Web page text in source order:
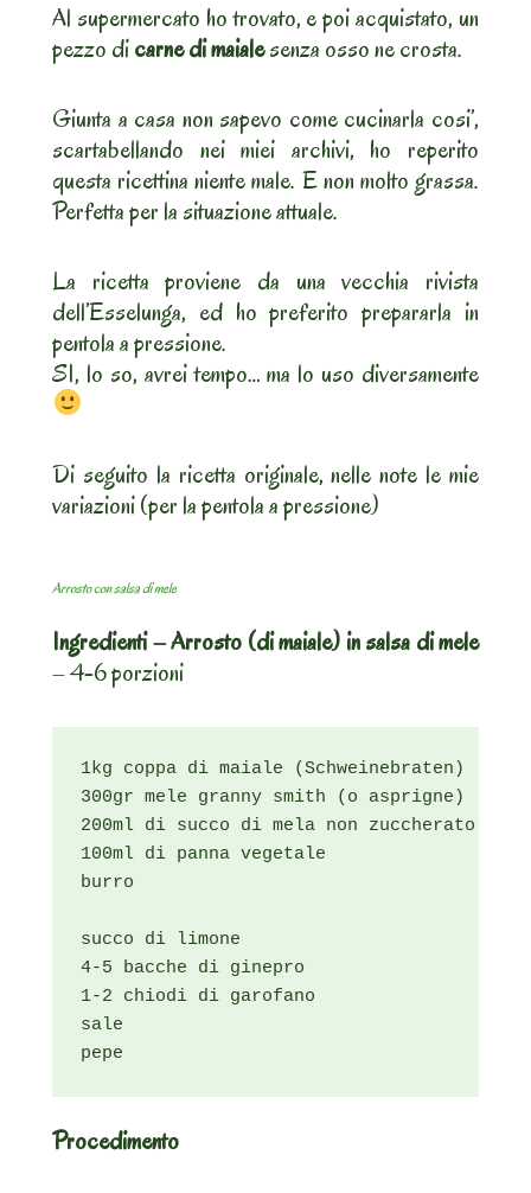
Al supermercato ho trovato, e poi acquistato, un
pezzo dicarne di maialesenza osso ne crosta.
Giunta a casa non sapevo come cucinarla cosi’,
scartabellando nei miei archivi, ho reperito
questa ricettina niente male. E non molto grassa.
Perfetta per la situazione attuale.
La ricetta proviene da una vecchia rivista
dell’Esselunga, ed ho preferito prepararla in
pentola a pressione.
SI, lo so, avrei tempo… ma lo uso diversamente
Di seguito la ricetta originale, nelle note le mie
variazioni (per la pentola a pressione)
Arrosto con salsa di mele
Ingredienti – Arrosto (di maiale) in salsa di mele
– 4-6 porzioni
1kg coppa di maiale (Schweinebraten)
300gr mele granny smith (o asprigne)
200ml di succo di mela non zuccherato (*)
100ml di panna vegetale
burro
succo di limone
4-5 bacche di ginepro
1-2 chiodi di garofano
sale
pepe
Procedimento